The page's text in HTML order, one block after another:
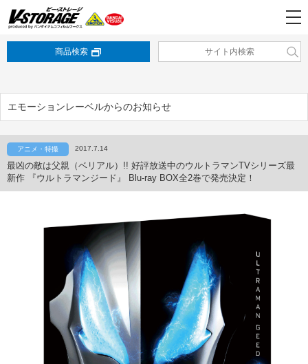
商品検索
エモーションレーベルからのお知らせ
アニメ・特撮 2017.7.14
最凶の敵は父親（ベリアル）!! 好評放送中のウルトラマンTVシリーズ最
新作 『ウルトラマンジード』 Blu-ray BOX全2巻で発売決定！